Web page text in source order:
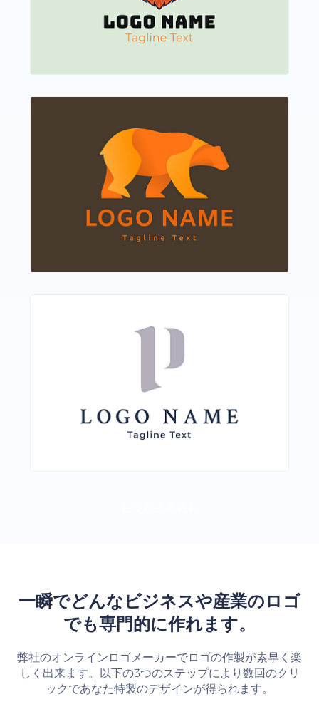
一瞬でどんなビジネスや産業のロゴ
でも専門的に作れます。
弊社のオンラインロゴメーカーでロゴの作製が素早く楽
しく出来ます。以下の3つのステップにより数回のクリ
ックであなた特製のデザインが得られます。